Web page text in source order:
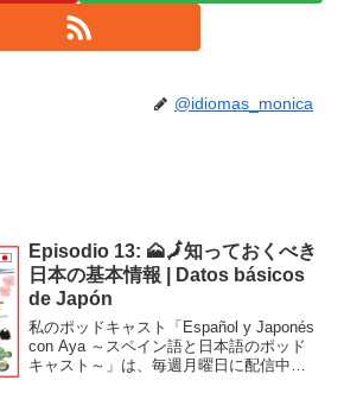
@idiomas_monica
Episodio 13: 🗻🗾知っておくべき
日本の基本情報 | Datos básicos
de Japón
私のポッドキャスト「Español y Japonés
con Aya ～スペイン語と日本語のポッド
キャスト～」は、毎週月曜日に配信中で